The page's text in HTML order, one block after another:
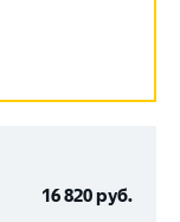
16 820руб.